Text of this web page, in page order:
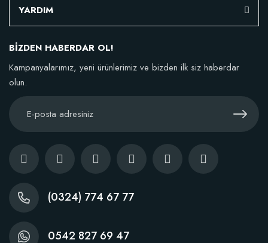
YARDIM
BİZDEN HABERDAR OL!
Kampanyalarımız, yeni ürünlerimiz ve bizden ilk siz haberdar
olun.
(0324) 774 67 77
0542 827 69 47